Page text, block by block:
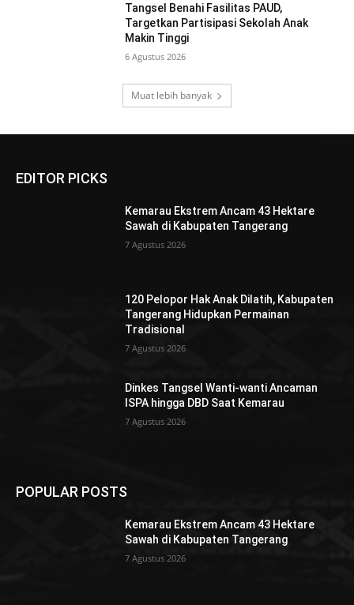
Tangsel Benahi Fasilitas PAUD,
Targetkan Partisipasi Sekolah Anak
Makin Tinggi
6 Agustus 2026
Muat lebih banyak
EDITOR PICKS
Kemarau Ekstrem Ancam 43 Hektare
Sawah di Kabupaten Tangerang
7 Agustus 2026
120 Pelopor Hak Anak Dilatih, Kabupaten
Tangerang Hidupkan Permainan
Tradisional
7 Agustus 2026
Dinkes Tangsel Wanti-wanti Ancaman
ISPA hingga DBD Saat Kemarau
7 Agustus 2026
POPULAR POSTS
Kemarau Ekstrem Ancam 43 Hektare
Sawah di Kabupaten Tangerang
7 Agustus 2026